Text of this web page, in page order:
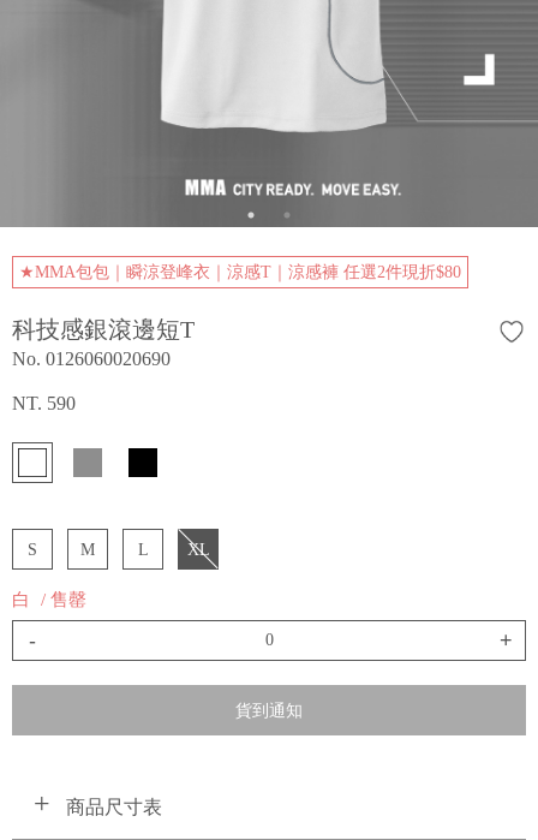
★MMA包包｜瞬涼登峰衣｜涼感T｜涼感褲 任選2件現折$80
科技感銀滾邊短T
No. 0126060020690
NT. 590
S M L XL
白 / 售罄
- +
貨到通知
商品尺寸表